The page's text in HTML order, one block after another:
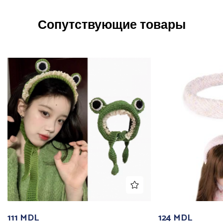
Сопутствующие товары
111 MDL 124 MDL